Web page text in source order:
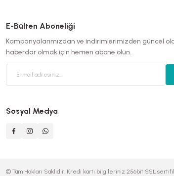
E-Bülten Aboneliği
Kampanyalarımızdan ve indirimlerimizden güncel
haberdar olmak için hemen abone olun.
Sosyal Medya
© Tüm Hakları Saklıdır. Kredi kartı bilgileriniz 256bit SSL